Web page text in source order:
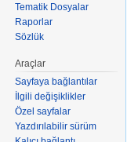
Tematik Dosyalar
Raporlar
Sözlük
Araçlar
Sayfaya bağlantılar
İlgili değişiklikler
Özel sayfalar
Yazdırılabilir sürüm